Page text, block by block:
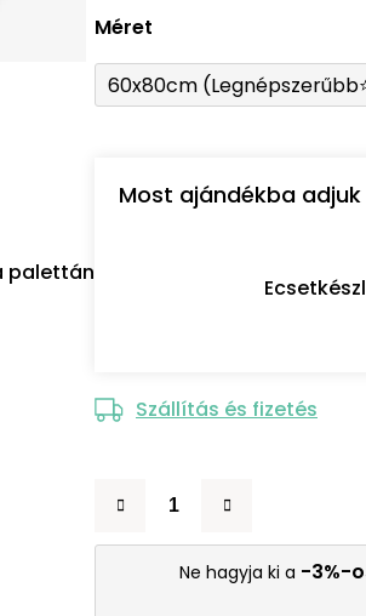
Méret
60x80cm
Most ajándékba
Szállítás és fizetés
Ne hagyja ki a -3%-
palettán